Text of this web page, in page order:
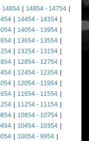
14854 | 14854 - 14754 |
| 14454 - 14354 |
| 14054 - 13954 |
| 13654 - 13554 |
| 13254 - 13154 |
| 12854 - 12754 |
| 12454 - 12354 |
| 12054 - 11954 |
| 11654 - 11554 |
| 11254 - 11154 |
| 10854 - 10754 |
| 10454 - 10354 |
| 10054 - 9954 |